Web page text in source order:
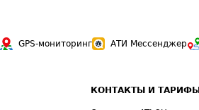
GPS-мониторинг АТИ Мессенджер
КОНТАКТЫ И ТАРИФЫ